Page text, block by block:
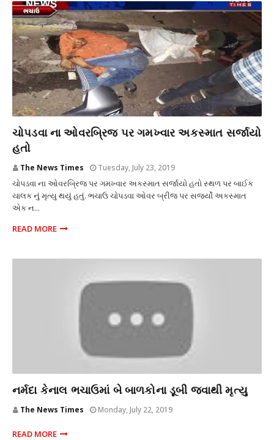
ચોપડવા ના ઓવરબ્રિજ પર ગમખ્વાર અકસ્માત સર્જાયો
હતો
The News Times Tuesday, July 23, 2019
ચોપડવા ના ઓવરબ્રિજ પર ગમખ્વાર અકસ્માત સર્જાયો હતો સ્થળ પર બાઈક
ચાલક નું મૃત્યુ થયું હતું. ભચાઉ ચોપડવા ઓવર બ્રીજ પર સર્જ્યો અકસ્માત
એક ન...
READ MORE
નર્મદા કેનાલ ભચાઉમાં બે બાળકોના ડૂબી જવાથી મૃત્યુ
The News Times Monday, July 22, 2019
READ MORE